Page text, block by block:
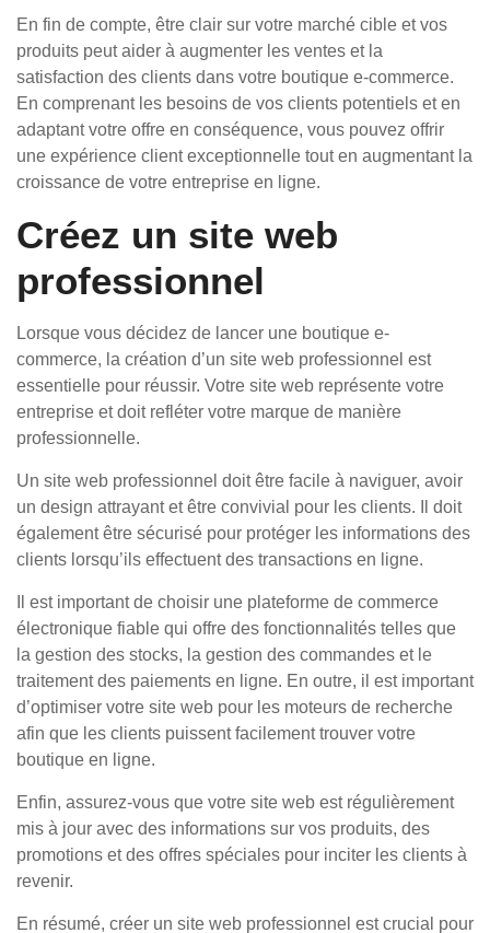
En fin de compte, être clair sur votre marché cible et vos
produits peut aider à augmenter les ventes et la
satisfaction des clients dans votre boutique e-commerce.
En comprenant les besoins de vos clients potentiels et en
adaptant votre offre en conséquence, vous pouvez offrir
une expérience client exceptionnelle tout en augmentant la
croissance de votre entreprise en ligne.
Créez un site web
professionnel
Lorsque vous décidez de lancer une boutique e-
commerce, la création d’un site web professionnel est
essentielle pour réussir. Votre site web représente votre
entreprise et doit refléter votre marque de manière
professionnelle.
Un site web professionnel doit être facile à naviguer, avoir
un design attrayant et être convivial pour les clients. Il doit
également être sécurisé pour protéger les informations des
clients lorsqu’ils effectuent des transactions en ligne.
Il est important de choisir une plateforme de commerce
électronique fiable qui offre des fonctionnalités telles que
la gestion des stocks, la gestion des commandes et le
traitement des paiements en ligne. En outre, il est important
d’optimiser votre site web pour les moteurs de recherche
afin que les clients puissent facilement trouver votre
boutique en ligne.
Enfin, assurez-vous que votre site web est régulièrement
mis à jour avec des informations sur vos produits, des
promotions et des offres spéciales pour inciter les clients à
revenir.
En résumé, créer un site web professionnel est crucial pour